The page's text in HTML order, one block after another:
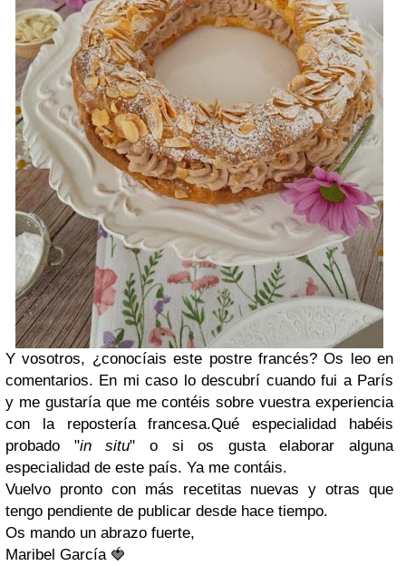
Y vosotros, ¿conocíais este postre francés? Os leo en
comentarios. En mi caso lo descubrí cuando fui a París
y me gustaría que me contéis sobre vuestra experiencia
con la repostería francesa.Qué especialidad habéis
probado "in situ" o si os gusta elaborar alguna
especialidad de este país. Ya me contáis.
Vuelvo pronto con más recetitas nuevas y otras que
tengo pendiente de publicar desde hace tiempo.
Os mando un abrazo fuerte,
Maribel García 🍓